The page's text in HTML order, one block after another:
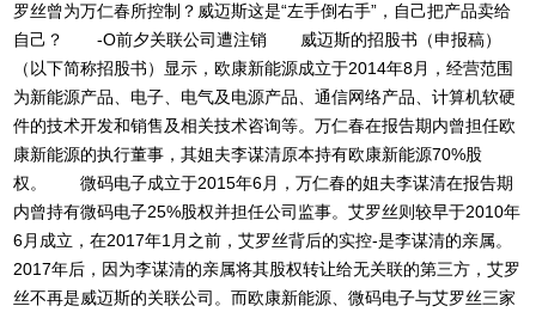
罗丝曾为万仁春所控制？威迈斯这是“左手倒右手”，自己把产品卖给
自己？ -O前夕关联公司遭注销 威迈斯的招股书（申报稿）
（以下简称招股书）显示，欧康新能源成立于2014年8月，经营范围
为新能源产品、电子、电气及电源产品、通信网络产品、计算机软硬
件的技术开发和销售及相关技术咨询等。万仁春在报告期内曾担任欧
康新能源的执行董事，其姐夫李谋清原本持有欧康新能源70%股
权。 微码电子成立于2015年6月，万仁春的姐夫李谋清在报告期
内曾持有微码电子25%股权并担任公司监事。艾罗丝则较早于2010年
6月成立，在2017年1月之前，艾罗丝背后的实控-是李谋清的亲属。
2017年后，因为李谋清的亲属将其股权转让给无关联的第三方，艾罗
丝不再是威迈斯的关联公司。而欧康新能源、微码电子与艾罗丝三家